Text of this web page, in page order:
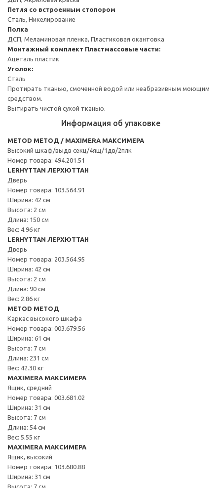
Петля со встроенным стопором
Сталь, Никелирование
Полка
ДСП, Меламиновая пленка, Пластиковая окантовка
Монтажный комплект Пластмассовые части:
Ацеталь пластик
Уголок:
Сталь
Протирать тканью, смоченной водой или неабразивным моющим
средством.
Вытирать чистой сухой тканью.
Информация об упаковке
METOD МЕТОД / MAXIMERA МАКСИМЕРА
Высокий шкаф/выдв секц/4ящ/1дв/2плк
Номер товара: 494.201.51
LERHYTTAN ЛЕРХЮТТАН
Дверь
Номер товара: 103.564.91
Ширина: 42 см
Высота: 2 см
Длина: 150 см
Вес: 4.96 кг
LERHYTTAN ЛЕРХЮТТАН
Дверь
Номер товара: 203.564.95
Ширина: 42 см
Высота: 2 см
Длина: 90 см
Вес: 2.86 кг
METOD МЕТОД
Каркас высокого шкафа
Номер товара: 003.679.56
Ширина: 61 см
Высота: 7 см
Длина: 231 см
Вес: 42.30 кг
MAXIMERA МАКСИМЕРА
Ящик, средний
Номер товара: 003.681.02
Ширина: 31 см
Высота: 7 см
Длина: 54 см
Вес: 5.55 кг
MAXIMERA МАКСИМЕРА
Ящик, высокий
Номер товара: 103.680.88
Ширина: 31 см
Высота: 7 см